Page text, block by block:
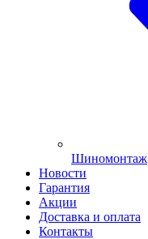
Шиномонтаж
Новости
Гарантия
Акции
Доставка и оплата
Контакты